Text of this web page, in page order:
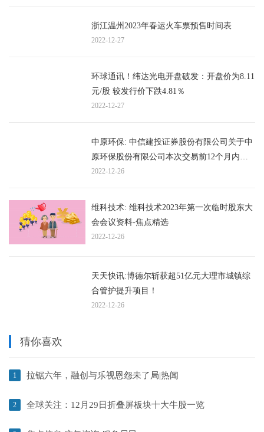
浙江温州2023年春运火车票预售时间表
2022-12-27
环球通讯！纬达光电开盘破发：开盘价为8.11
元/股 较发行价下跌4.81％
2022-12-27
中原环保: 中信建投证券股份有限公司关于中
原环保股份有限公司本次交易前12个月内上
市公司购买、出售资产情况的核查意见
2022-12-26
维科技术: 维科技术2023年第一次临时股东大
会会议资料-焦点精选
2022-12-26
天天快讯:博德尔斩获超51亿元大理市城镇综
合管护提升项目！
2022-12-26
猜你喜欢
1 拉锯六年，融创与乐视恩怨未了局|热闻
2 全球关注：12月29日折叠屏板块十大牛股一览